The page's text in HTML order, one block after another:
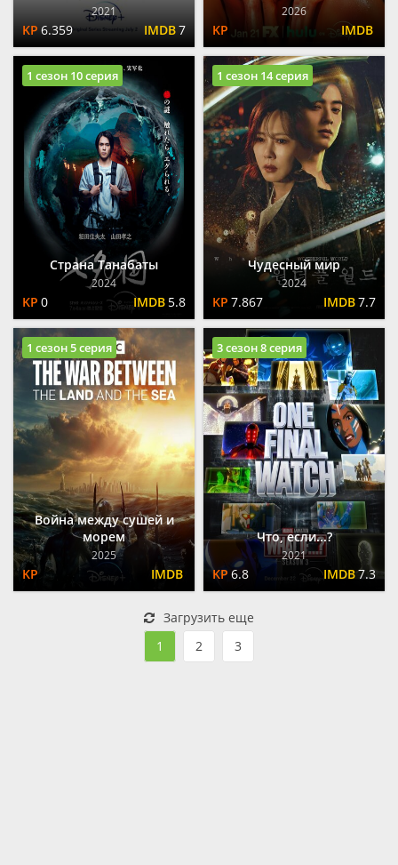
2021
6.359 7
2026
Страна Танабаты
2024
0 5.8
1 сезон 10 серия
Чудесный мир
2024
7.867 7.7
1 сезон 14 серия
Война между сушей и
морем
2025
1 сезон 5 серия
Что, если...?
2021
6.8 7.3
3 сезон 8 серия
Загрузить еще
1
2 3